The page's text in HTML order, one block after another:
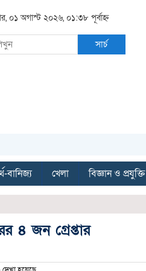
০১ অগাস্ট ২০২৬, ০১:৩৮ পূর্বাহ্ন
সার্চ
বানিজ্য খেলা বিজ্ঞান ও প্রযুক্তি
৪ জন গ্রেপ্তার